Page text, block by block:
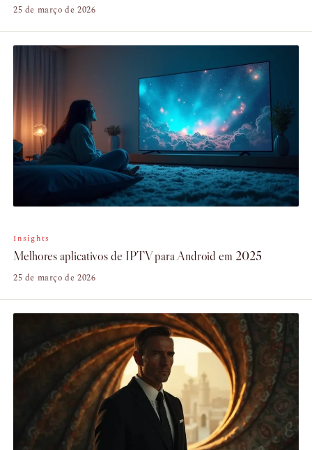
25 de março de 2026
Insights
Melhores aplicativos de IPTV para Android em 2025
25 de março de 2026